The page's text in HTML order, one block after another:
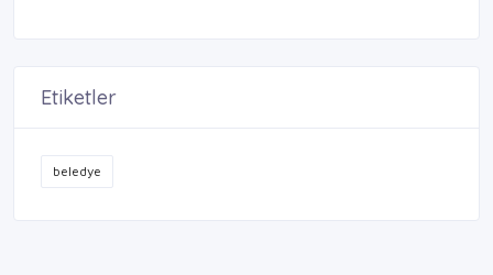
Etiketler
beledye